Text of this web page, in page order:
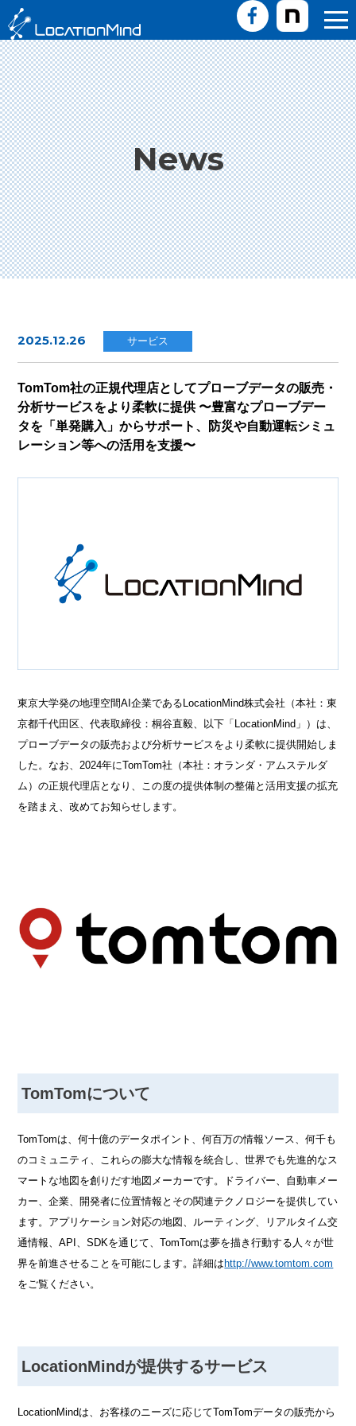
News
2025.12.26 サービス
TomTom社の正規代理店としてプローブデータの販売・
分析サービスをより柔軟に提供 〜豊富なプローブデー
タを「単発購入」からサポート、防災や自動運転シミュ
レーション等への活用を支援〜
東京大学発の地理空間AI企業であるLocationMind株式会社（本社：東
京都千代田区、代表取締役：桐谷直毅、以下「LocationMind」）は、
プローブデータの販売および分析サービスをより柔軟に提供開始しま
した。なお、2024年にTomTom社（本社：オランダ・アムステルダ
ム）の正規代理店となり、この度の提供体制の整備と活用支援の拡充
を踏まえ、改めてお知らせします。
TomTomについて
TomTomは、何十億のデータポイント、何百万の情報ソース、何千も
のコミュニティ、これらの膨大な情報を統合し、世界でも先進的なス
マートな地図を創りだす地図メーカーです。ドライバー、自動車メー
カー、企業、開発者に位置情報とその関連テクノロジーを提供してい
ます。アプリケーション対応の地図、ルーティング、リアルタイム交
通情報、API、SDKを通じて、TomTomは夢を描き行動する人々が世
界を前進させることを可能にします。詳細は http://www.tomtom.com
をご覧ください。
LocationMindが提供するサービス
LocationMindは、お客様のニーズに応じてTomTomデータの販売から